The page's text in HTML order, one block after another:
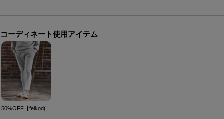
コーディネート使用アイテム